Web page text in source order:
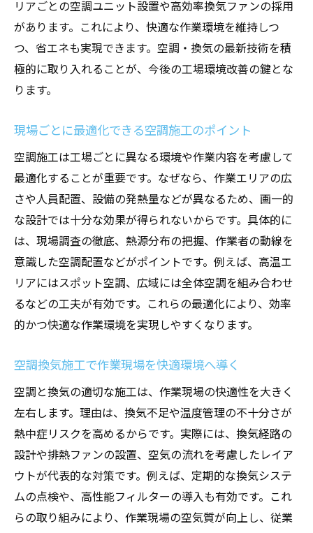
リアごとの空調ユニット設置や高効率換気ファンの採用
があります。これにより、快適な作業環境を維持しつ
つ、省エネも実現できます。空調・換気の最新技術を積
極的に取り入れることが、今後の工場環境改善の鍵とな
ります。
現場ごとに最適化できる空調施工のポイント
空調施工は工場ごとに異なる環境や作業内容を考慮して
最適化することが重要です。なぜなら、作業エリアの広
さや人員配置、設備の発熱量などが異なるため、画一的
な設計では十分な効果が得られないからです。具体的に
は、現場調査の徹底、熱源分布の把握、作業者の動線を
意識した空調配置などがポイントです。例えば、高温エ
リアにはスポット空調、広域には全体空調を組み合わせ
るなどの工夫が有効です。これらの最適化により、効率
的かつ快適な作業環境を実現しやすくなります。
空調換気施工で作業現場を快適環境へ導く
空調と換気の適切な施工は、作業現場の快適性を大きく
左右します。理由は、換気不足や温度管理の不十分さが
熱中症リスクを高めるからです。実際には、換気経路の
設計や排熱ファンの設置、空気の流れを考慮したレイア
ウトが代表的な対策です。例えば、定期的な換気システ
ムの点検や、高性能フィルターの導入も有効です。これ
らの取り組みにより、作業現場の空気質が向上し、従業